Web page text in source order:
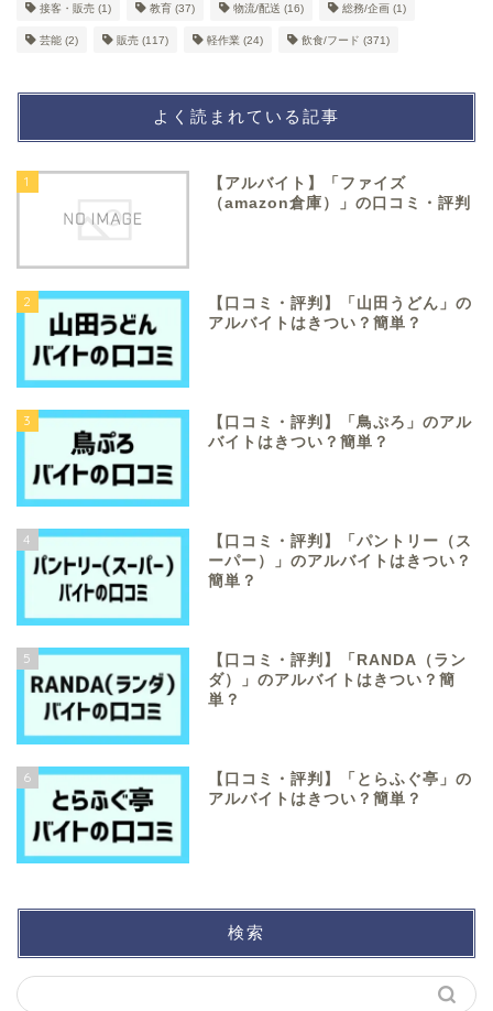
接客・販売 (1) 教育 (37) 物流/配送 (16) 総務/企画 (1)
芸能 (2) 販売 (117) 軽作業 (24) 飲食/フード (371)
よく読まれている記事
1
【アルバイト】「ファイズ
（amazon倉庫）」の口コミ・評判
2
【口コミ・評判】「山田うどん」の
アルバイトはきつい？簡単？
3
【口コミ・評判】「鳥ぷろ」のアル
バイトはきつい？簡単？
4
【口コミ・評判】「パントリー（ス
ーパー）」のアルバイトはきつい？
簡単？
5
【口コミ・評判】「RANDA（ラン
ダ）」のアルバイトはきつい？簡
単？
6
【口コミ・評判】「とらふぐ亭」の
アルバイトはきつい？簡単？
検索